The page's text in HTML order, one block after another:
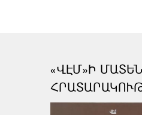
«ՎԷՄ»Ի